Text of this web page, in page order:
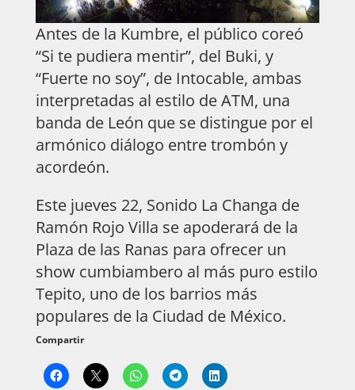
Antes de la Kumbre, el público coreó
“Si te pudiera mentir”, del Buki, y
“Fuerte no soy”, de Intocable, ambas
interpretadas al estilo de ATM, una
banda de León que se distingue por el
armónico diálogo entre trombón y
acordeón.
Este jueves 22, Sonido La Changa de
Ramón Rojo Villa se apoderará de la
Plaza de las Ranas para ofrecer un
show cumbiambero al más puro estilo
Tepito, uno de los barrios más
populares de la Ciudad de México.
Compartir